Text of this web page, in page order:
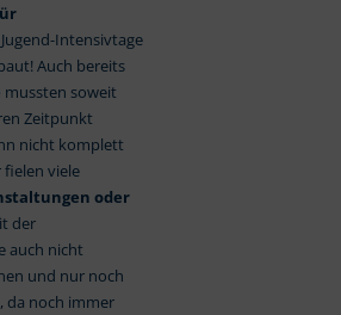
Intensivtage
Auch bereits
mussten soweit
Zeitpunkt
nicht komplett
fielen viele
oder
der
auch nicht
und nur noch
da noch immer